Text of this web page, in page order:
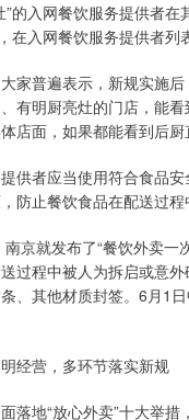
的入网餐饮服务提供者
在入网餐饮服务提供者列
普遍表示，新规实施后
有明厨亮灶的门店，能
店面，如果都能看到后
者应当使用符合食品安
防止餐饮食品在配送过程
就发布了“餐饮外卖一
过程中被人为拆启或意
、其他材质封签。6月1
经营，多环节落实新规
地“放心外卖”十大举措